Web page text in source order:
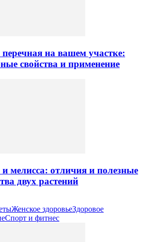
на вашем участке:
свойства и применение
мелисса: отличия и полезные
двух растений
Женское здоровьеЗдоровое
Спорт и фитнес